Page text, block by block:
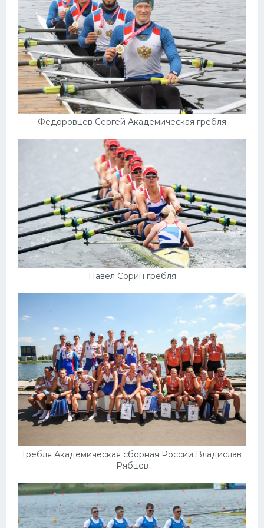
Федоровцев Сергей Академическая гребля
Павел Сорин гребля
Гребля Академическая сборная России Владислав
Рябцев